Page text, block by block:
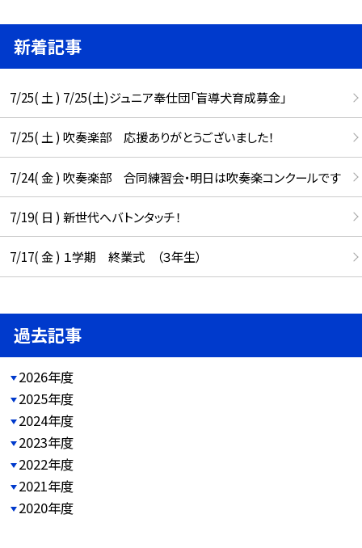
新着記事
7/25( 土 ) 7/25(土)ジュニア奉仕団「盲導犬育成募金」
7/25( 土 ) 吹奏楽部 応援ありがとうございました！
7/24( 金 ) 吹奏楽部 合同練習会・明日は吹奏楽コンクールです
7/19( 日 ) 新世代へバトンタッチ！
7/17( 金 ) １学期 終業式 （３年生）
過去記事
2026年度
2025年度
2024年度
2023年度
2022年度
2021年度
2020年度